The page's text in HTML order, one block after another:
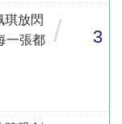
放閃
一張都
/ 3